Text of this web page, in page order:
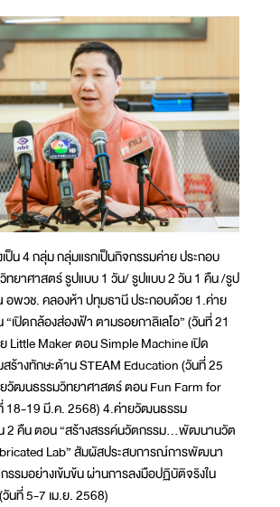
ป็น 4 กลุ่ม กลุ่มแรกเป็นกิจกรรมค่าย ประกอบ
ยาศาสตร์ รูปแบบ 1 วัน/ รูปแบบ 2 วัน 1 คืน /รูป
อพวช. คลองห้า ปทุมธานี ประกอบด้วย 1.ค่าย
เปิดกล้องส่องฟ้า ตามรอยกาลิเลโอ” (วันที่ 21
Little Maker ตอน Simple Machine เปิด
ร้างทักษะด้าน STEAM Education (วันที่ 25
วัฒนธรรมวิทยาศาสตร์ ตอน Fun Farm for
18-19 มี.ค. 2568) 4.ค่ายวัฒนธรรม
2 คืน ตอน “สร้างสรรค์นวัตกรรม…พัฒนานวัต
Lab” สัมผัสประสบการณ์การพัฒนา
กรรมอย่างเข้มข้น ผ่านการลงมือปฏิบัติจริงใน
นที่ 5-7 เม.ย. 2568)